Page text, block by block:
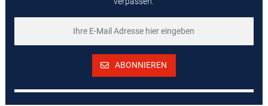
ABONNIEREN